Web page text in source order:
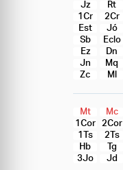
Jz
Rt
1Cr
2Cr
Est
Jó
Sb
Eclo
Ez
Dn
Jn
Mq
Zc
Ml
Mt Mc
1Cor
2Cor
1Ts
2Ts
Hb
Tg
3Jo
Jd